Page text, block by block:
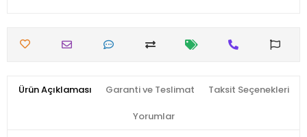
Ürün Açıklaması Garanti ve Teslimat Taksit Seçenekleri
Yorumlar